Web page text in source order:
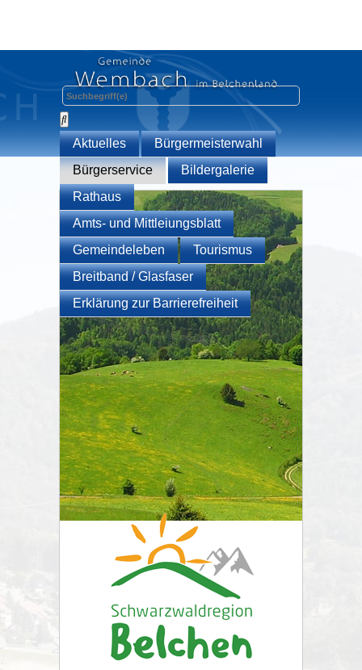
Aktuelles
Bürgermeisterwahl
Bürgerservice
Bildergalerie
Rathaus
Amts- und Mittleiungsblatt
Gemeindeleben
Tourismus
Breitband / Glasfaser
Erklärung zur Barrierefreiheit